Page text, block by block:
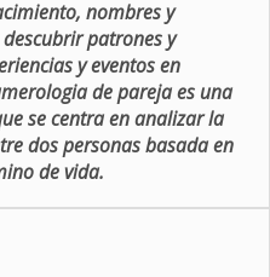
nombres y
patrones y
y eventos en
de pareja es una
se centra en analizar la
dos personas basada en
de vida.